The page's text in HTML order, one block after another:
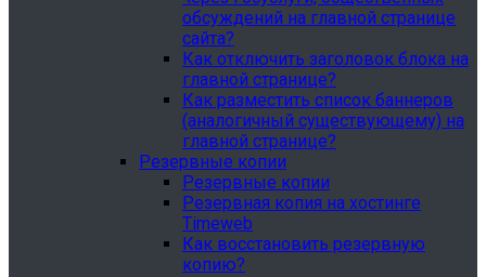
обсуждений на главной странице
сайта?
Как отключить заголовок блока на
главной странице?
Как разместить список баннеров
(аналогичный существующему) на
главной странице?
Резервные копии
Резервные копии
Резервная копия на хостинге
Timeweb
Как восстановить резервную
копию?